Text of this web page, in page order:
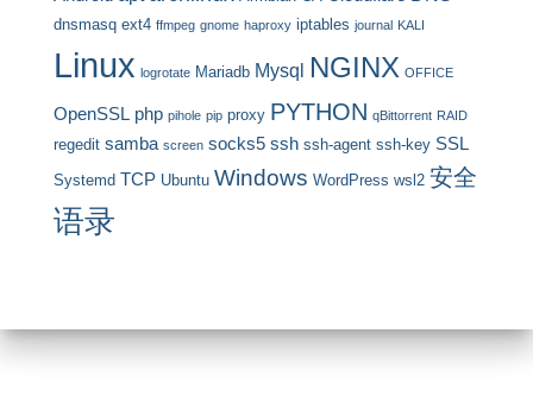
dnsmasq ext4 ffmpeg gnome haproxy iptables journal KALI
Linux logrotate Mariadb Mysql NGINX OFFICE
OpenSSL php pihole pip proxy PYTHON qBittorrent RAID
regedit samba screen socks5 ssh ssh-agent ssh-key SSL
Systemd TCP Ubuntu Windows WordPress wsl2 安全
语录